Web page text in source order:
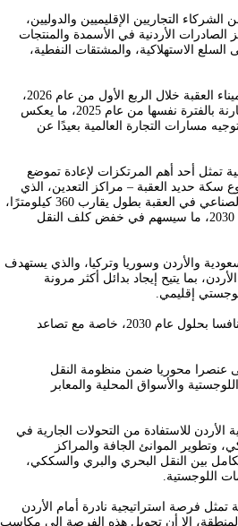
التجاريين الإقليميين والدوليين،
الصادرات الأردنية في الأسمدة والمنتجات
السلع الاستهلاكية، والمشتقات النفطية،
كما سلطت الورقة الضوء على التحول اللافت الذي شهده ميناء العقبة خلال الربع الأول من عام 2026،
حيث ارتفعت حركة حاويات الترانزيت بنسبة 137 بالمئة مقارنة بالفترة نفسها من عام 2025، ما يعكس
مسارات التجارة العالمية بعيدًا عن
تمثل أحد أهم المرتكزات لإعادة تموضع
سكة حديد العقبة – مراكز التعدين، الذي
يهدف إلى ربط مناجم الفوسفات ومصانع البوتاس بالميناء الصناعي في العقبة بطول يقارب 360 كيلومترًا،
وبقدرة استيعابية تصل إلى 16 مليون طن سنويًا بحلول عام 2030، ما سيسهم في خفض كلف النقل
والأردن وسوريا وتركيا، والذي يستهدف
بما يتيح إيجاد بدائل أكثر مرونة
إقليمي.
وأشارت إلى أن نجاح هذا المشروع قد يخلق ممرًا تجاريًا منافسا بحلول عام 2030، خاصة مع تصاعد
عنصرا محوريا ضمن منظومة النقل
والأسواق المحلية والمعابر
للاستفادة من التحولات الجارية في
وتطوير الموانئ الجافة والمراكز
بين النقل البحري والبري والسككي،
اللوجستية.
تمثل فرصة استراتيجية نادرة أمام الأردن
إلا أن تحويل هذه الفرصة إلى مكاسب